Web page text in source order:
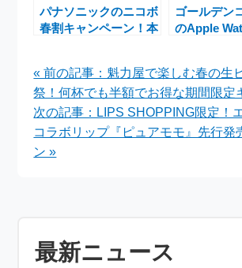
パナソニックのニコボ
春割キャンペーン！本
ゴールデン
のApple
催中
« 前の記事：魁力屋で楽しむ春の生
祭！何杯でも半額でお得な期間限定
次の記事：LIPS SHOPPING限定！
コラボリップ『ピュアモモ』先行発
ン »
最新ニュース